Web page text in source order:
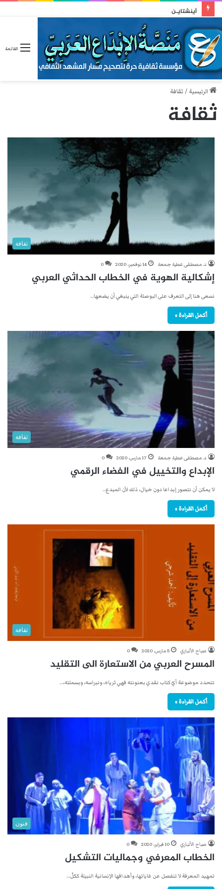
وطني
القائمة
الرئيسية / ثقافة
ثقافة
ثقافة
د. مصطفى عطية جمعة 14 نوفمبر، 2020 0
إشكالية الهوية في الخطاب الحداثي العربي
نسعى هنا إلى التعرف على البوصلة التي ينبغي أن يضعها…
أكمل القراءة »
ثقافة
د. مصطفى عطية جمعة 17 مارس، 2020 0
الإبداع والتخييل في الفضاء الرقمي
لا يمكن أن نتصور إبداعا دون خيال، ذلك لأن المبدع…
أكمل القراءة »
ثقافة
صباح الأنباري 5 مارس، 2020 0
المسرح العربي من الاستعارة الى التقليد
تتحدد موضوعة أيّ كتاب نقدي بعنونته فهي ثرياه، ونبراسه، وبسملته،…
أكمل القراءة »
فنون
صباح الأنباري 10 فبراير، 2020 0
الخطاب المعرفي وجماليات التشكيل
تمهيد المعرفة لا تنفصل عن غاياتها، وأهدافها الإنسانية النبيلة ككلّ…